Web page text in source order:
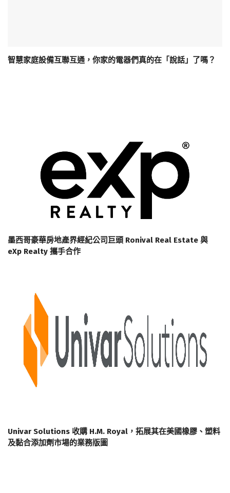
智慧家庭設備互聯互通，你家的電器們真的在「說話」了嗎？
墨西哥豪華房地產界經紀公司巨頭 Ronival Real Estate 與
eXp Realty 攜手合作
Univar Solutions 收購 H.M. Royal，拓展其在美國橡膠、塑料
及黏合添加劑市場的業務版圖